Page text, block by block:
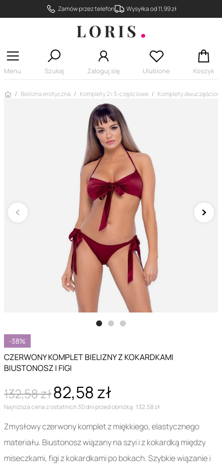
Zamów przez telefon Wysyłka od 11,99 zł
Menu Szukaj Zaloguj się Ulubione Koszyk
Strona główna
Bielizna erotyczna Komplety 2 i 3-częściowe Komplety
-38%
CZERWONY KOMPLET BIELIZNY Z KOKARDKAMI
BIUSTONOSZ I FIGI
132,58 zł82,58 zł
Najniższa cena z ostatnich 30 dni przed obniżką: 132,58 zł
Zmysłowy czerwony komplet z miękkiego, elastycznego
materiału. Biustonosz wiązany na szyi i z kokardką między
miseczkami, figi z kokardkami po bokach. Szybkie wiązanie i